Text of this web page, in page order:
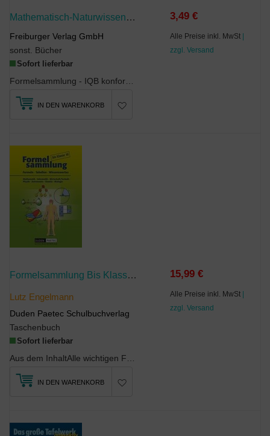
Mathematisch-Naturwissenschaftliche Formelsammlung - IQB Konform
Freiburger Verlag GmbH
sonst. Bücher
Sofort lieferbar
3,49 €
Alle Preise inkl. MwSt |
zzgl. Versand
IN DEN WARENKORB
Formelsammlung Bis Klasse 10 - Mathematik - Informatik - Wirtschaft/Technik - Physik - Astronomie - Chemie - Biologie
Lutz Engelmann
Duden Paetec Schulbuchverlag
Taschenbuch
Sofort lieferbar
15,99 €
Alle Preise inkl. MwSt |
zzgl. Versand
IN DEN WARENKORB